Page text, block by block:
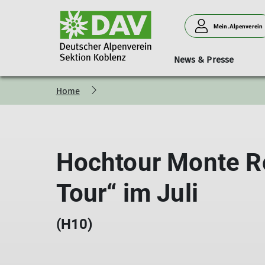
Mein.Alpenverein
News & Presse
Neues aus der Sektion
Geschäftsstelle Personen
Vorträge Kurse & Touren
Bergsteigen Donnerstagssport Familien
Hütten Verleih
Home
Hochtour Monte
Tour“ im Juli
(H10)